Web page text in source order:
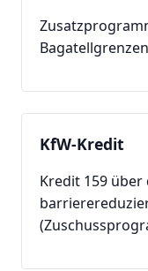
KfW-Kredit
Kredit 159